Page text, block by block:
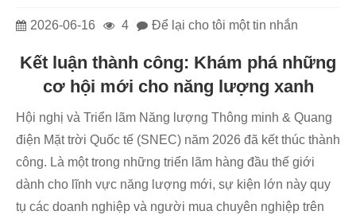
2026-06-16 4 Để lại cho tôi một tin nhắn
Kết luận thành công: Khám phá những
cơ hội mới cho năng lượng xanh
Hội nghị và Triển lãm Năng lượng Thông minh & Quang
điện Mặt trời Quốc tế (SNEC) năm 2026 đã kết thúc thành
công. Là một trong những triển lãm hàng đầu thế giới
dành cho lĩnh vực năng lượng mới, sự kiện lớn này quy
tụ các doanh nghiệp và người mua chuyên nghiệp trên